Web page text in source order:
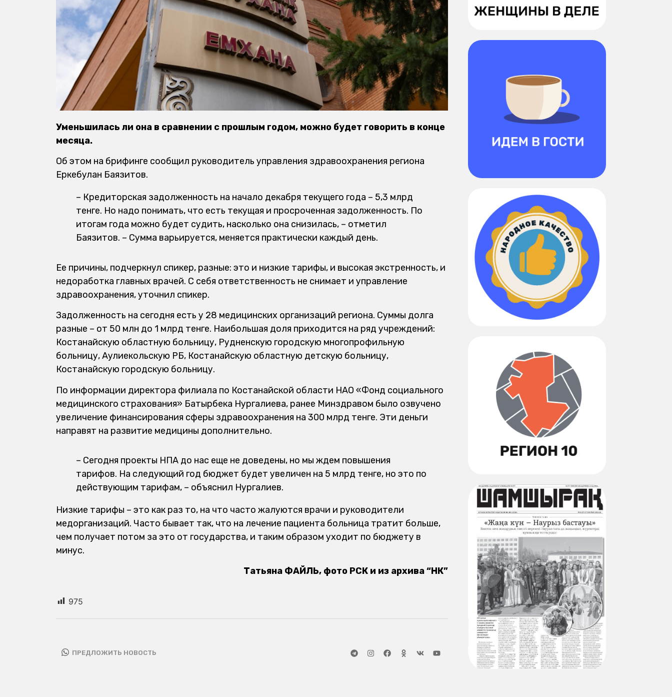
Уменьшилась ли она в сравнении с прошлым годом, можно будет говорить в конце
месяца.
Об этом на брифинге сообщил руководитель управления здравоохранения региона
Еркебулан Баязитов.
– Кредиторская задолженность на начало декабря текущего года – 5,3 млрд
тенге. Но надо понимать, что есть текущая и просроченная задолженность. По
итогам года можно будет судить, насколько она снизилась, – отметил
Баязитов. – Сумма варьируется, меняется практически каждый день.
Ее причины, подчеркнул спикер, разные: это и низкие тарифы, и высокая экстренность, и
недоработка главных врачей. С себя ответственность не снимает и управление
здравоохранения, уточнил спикер.
Задолженность на сегодня есть у 28 медицинских организаций региона. Суммы долга
разные – от 50 млн до 1 млрд тенге. Наибольшая доля приходится на ряд учреждений:
Костанайскую областную больницу, Рудненскую городскую многопрофильную
больницу, Аулиекольскую РБ, Костанайскую областную детскую больницу,
Костанайскую городскую больницу.
По информации директора филиала по Костанайской области НАО «Фонд социального
медицинского страхования» Батырбека Нургалиева, ранее Минздравом было озвучено
увеличение финансирования сферы здравоохранения на 300 млрд тенге. Эти деньги
направят на развитие медицины дополнительно.
– Сегодня проекты НПА до нас еще не доведены, но мы ждем повышения
тарифов. На следующий год бюджет будет увеличен на 5 млрд тенге, но это по
действующим тарифам, – объяснил Нургалиев.
Низкие тарифы – это как раз то, на что часто жалуются врачи и руководители
медорганизаций. Часто бывает так, что на лечение пациента больница тратит больше,
чем получает потом за это от государства, и таким образом уходит по бюджету в
минус.
Татьяна ФАЙЛЬ, фото РСК и из архива “НК”
975
ПРЕДЛОЖИТЬ НОВОСТЬ